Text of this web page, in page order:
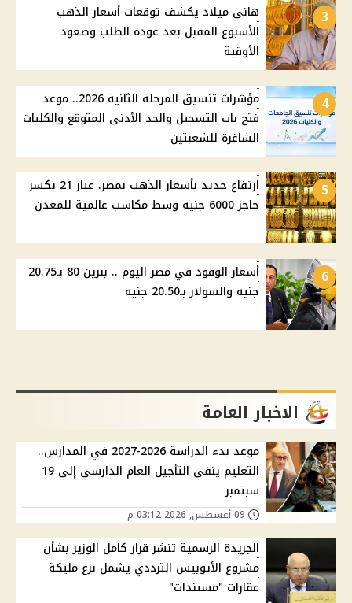
3
هاني ميلاد يكشف توقعات أسعار الذهب
الأسبوع المقبل بعد عودة الطلب وصعود
الأوقية
4
مؤشرات تنسيق المرحلة الثانية 2026.. موعد
فتح باب التسجيل والحد الأدنى المتوقع والكليات
الشاغرة للشعبتين
5
ارتفاع جديد بأسعار الذهب بمصر. عيار 21 يكسر
حاجز 6000 جنيه وسط مكاسب عالمية للمعدن
6
أسعار الوقود في مصر اليوم .. بنزين 80 بـ20.75
جنيه والسولار بـ20.50 جنيه
الاخبار العامة
موعد بدء الدراسة 2026-2027 في المدارس..
التعليم ينفي التأجيل العام الدارسي إلي 19
سبتمبر
الجريدة الرسمية تنشر قرار كامل الوزير بشأن
مشروع الأتوبيس الترددي يشمل نزع مليكة
عقارات "مستندات"